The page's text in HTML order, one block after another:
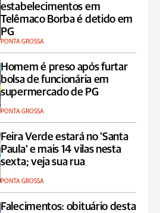
estabelecimentos em
Telêmaco Borba é detido em
PG
PONTA GROSSA
Homem é preso após furtar
bolsa de funcionária em
supermercado de PG
PONTA GROSSA
Feira Verde estará no 'Santa
Paula' e mais 14 vilas nesta
sexta; veja sua rua
PONTA GROSSA
Falecimentos: obituário desta